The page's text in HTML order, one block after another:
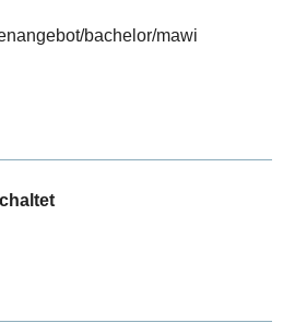
bachelor/mawi